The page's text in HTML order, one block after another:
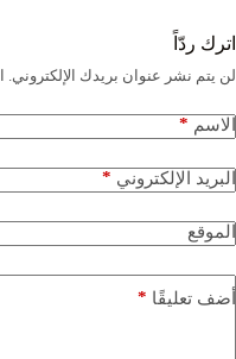
اترك ردّاً
لن يتم نشر عنوان بريدك الإلكتروني.
الاسم *
البريد الإلكتروني *
الموقع
أضف تعليقًا *